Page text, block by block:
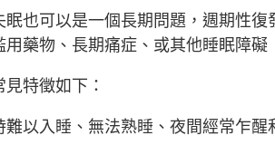
眠也可以是一個長期問題，週期性
用藥物、長期痛症、或其他睡眠障
見特徵如下：
難以入睡、無法熟睡、夜間經常乍